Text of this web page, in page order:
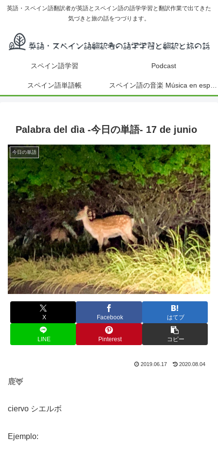
英語・スペイン語翻訳者が英語とスペイン語の語学学習と翻訳作業で出てきた
気づきと旅の話をつづります。
スペイン語学習 Podcast
スペイン語単語帳
Palabra del dìa -今日の単語- 17 de junio
今日の単語
X Facebook はてブ
LINE Pinterest コピー
2019.06.17 2020.08.04
鹿🦌
ciervo シエルボ
Ejemplo: